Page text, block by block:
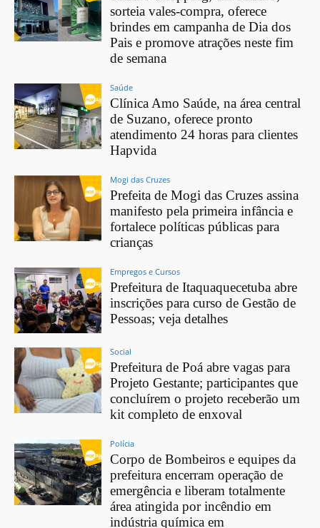
sorteia vales-compra, oferece
brindes em campanha de Dia dos
Pais e promove atrações neste fim
de semana
Saúde
Clínica Amo Saúde, na área central
de Suzano, oferece pronto
atendimento 24 horas para clientes
Hapvida
Mogi das Cruzes
Prefeita de Mogi das Cruzes assina
manifesto pela primeira infância e
fortalece políticas públicas para
crianças
Empregos e Cursos
Prefeitura de Itaquaquecetuba abre
inscrições para curso de Gestão de
Pessoas; veja detalhes
Social
Prefeitura de Poá abre vagas para
Projeto Gestante; participantes que
concluírem o projeto receberão um
kit completo de enxoval
Polícia
Corpo de Bombeiros e equipes da
prefeitura encerram operação de
emergência e liberam totalmente
área atingida por incêndio em
indústria química em